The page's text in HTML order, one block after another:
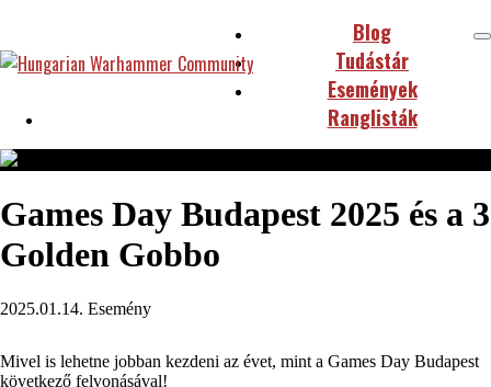
Blog
Tudástár
Események
Ranglisták
Games Day Budapest 2025 és a 3
Golden Gobbo
2025.01.14. Esemény
Mivel is lehetne jobban kezdeni az évet, mint a Games Day Budapest
következő felvonásával!